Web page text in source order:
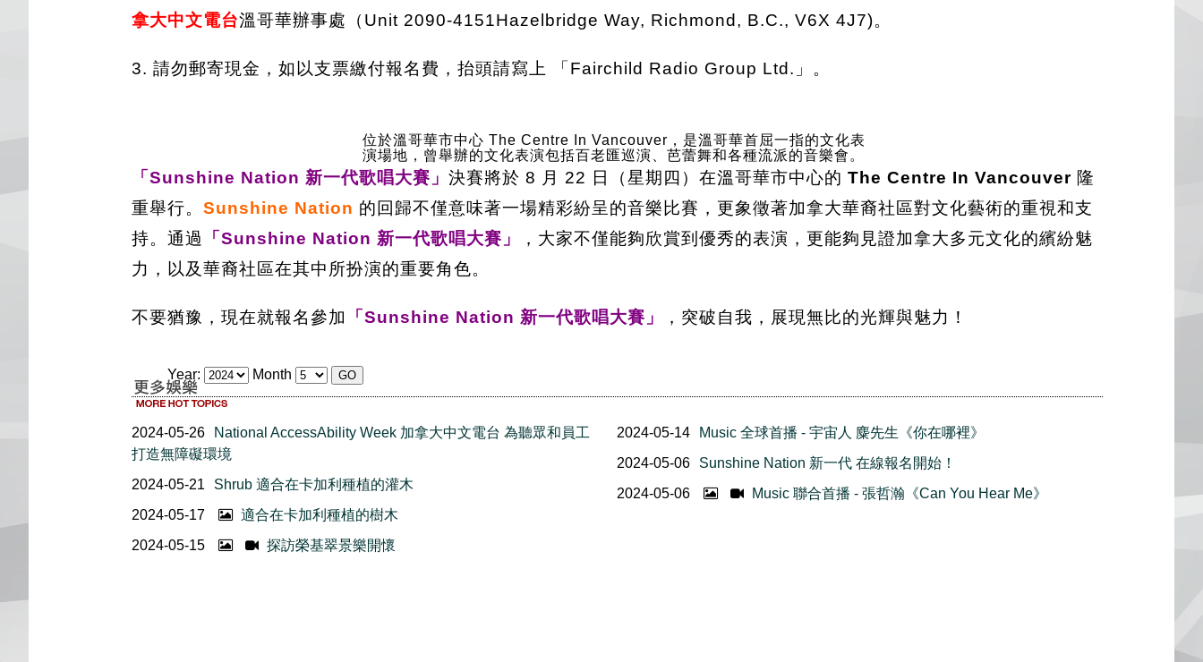
拿大中文電台溫哥華辦事處（Unit 2090-4151Hazelbridge Way, Richmond, B.C., V6X 4J7)。
3. 請勿郵寄現金，如以支票繳付報名費，抬頭請寫上 「Fairchild Radio Group Ltd.」。
位於溫哥華市中心 The Centre In Vancouver，是溫哥華首屈一指的文化表
演場地，曾舉辦的文化表演包括百老匯巡演、芭蕾舞和各種流派的音樂會。
「Sunshine Nation 新一代歌唱大賽」 決賽將於 8 月 22 日（星期四）在溫哥華市中心的 The Centre In Vancouver 隆
重舉行。 Sunshine Nation 的回歸不僅意味著一場精彩紛呈的音樂比賽，更象徵著加拿大華裔社區對文化藝術的重視和支
持。通過
「Sunshine Nation 新一代歌唱大賽」
，大家不僅能夠欣賞到優秀的表演，更能夠見證加拿大多元文化的繽紛魅
力，以及華裔社區在其中所扮演的重要角色。
不要猶豫，現在就報名參加 「Sunshine Nation 新一代歌唱大賽」 ，突破自我，展現無比的光輝與魅力！
Year: Month
2024-05-26
National AccessAbility Week 加拿大中文電台 為聽眾和員工
打造無障礙環境
2024-05-21
Shrub 適合在卡加利種植的灌木
2024-05-17
適合在卡加利種植的樹木
2024-05-15
探訪榮基翠景樂開懷
2024-05-14
Music 全球首播 - 宇宙人 麋先生《你在哪裡》
2024-05-06
Sunshine Nation 新一代 在線報名開始！
2024-05-06
Music 聯合首播 - 張哲瀚《Can You Hear Me》